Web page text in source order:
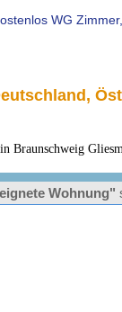
Braunschweig
Wohnung"